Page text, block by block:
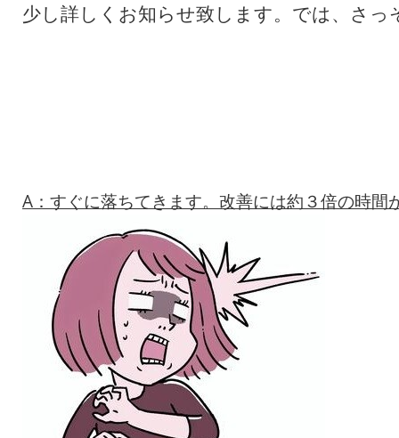
少し詳しくお知らせ致します。では、さっ
A：すぐに落ちてきます。改善には約３倍の時間